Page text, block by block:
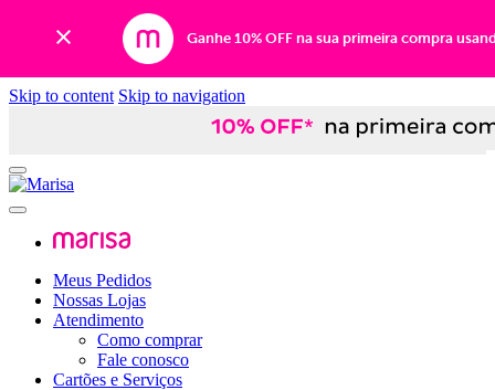
Ganhe 10% OFF na sua primeira compra
Skip to content Skip to navigation
Meus Pedidos
Nossas Lojas
Atendimento
Como comprar
Fale conosco
Cartões e Serviços